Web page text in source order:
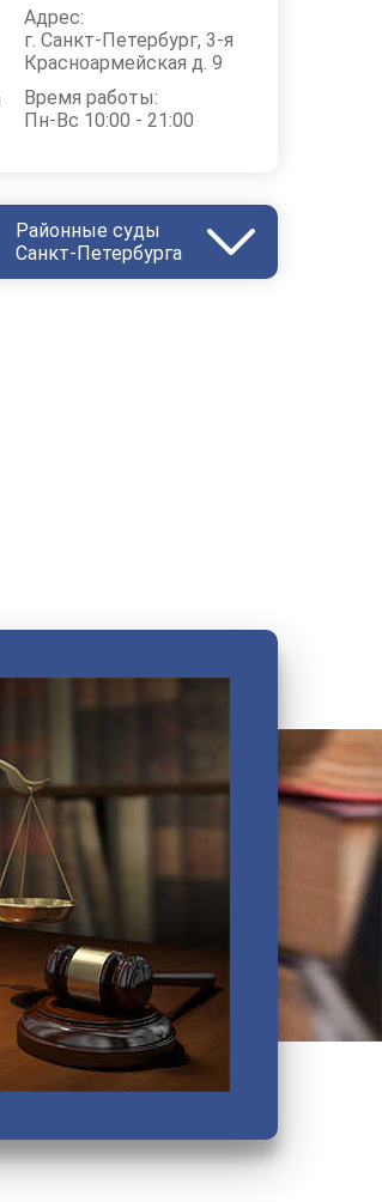
Адрес:
г. Санкт-Петербург, 3-я
Красноармейская д. 9
Время работы:
Пн-Вс 10:00 - 21:00
Районные суды
Санкт-Петербурга